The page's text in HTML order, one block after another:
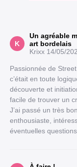
K
Un agréable
art bordelais
Krixx 14/05/
Passionnée de
c’était en toute
découverte et
facile de trouver un
J’ai passé un très
enthousiaste,
éventuelles